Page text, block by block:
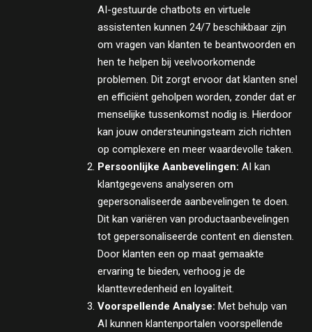
AI-gestuurde chatbots en virtuele
assistenten kunnen 24/7 beschikbaar zijn
om vragen van klanten te beantwoorden en
hen te helpen bij veelvoorkomende
problemen. Dit zorgt ervoor dat klanten snel
en efficiënt geholpen worden, zonder dat er
menselijke tussenkomst nodig is. Hierdoor
kan jouw ondersteuningsteam zich richten
op complexere en meer waardevolle taken.
Persoonlijke Aanbevelingen: AI kan
klantgegevens analyseren om
gepersonaliseerde aanbevelingen te doen.
Dit kan variëren van productaanbevelingen
tot gepersonaliseerde content en diensten.
Door klanten een op maat gemaakte
ervaring te bieden, verhoog je de
klanttevredenheid en loyaliteit.
Voorspellende Analyse: Met behulp van
AI kunnen klantenportalen voorspellende